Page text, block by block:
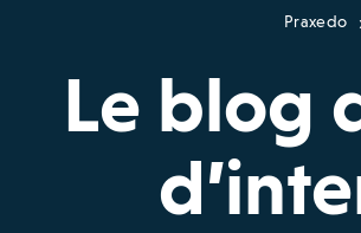
Praxedo
Le blog